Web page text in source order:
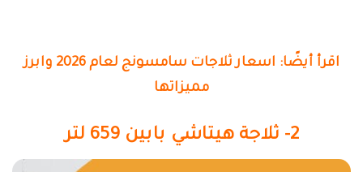
اقرأ أيضًا: اسعار ثلاجات سامسونج لعام 2026 وابرز
مميزاتها
2- ثلاجة هيتاشي بابين 659 لتر